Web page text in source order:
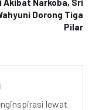
Akibat Narkoba, Sri
Dorong Tiga
Pilar
lewat